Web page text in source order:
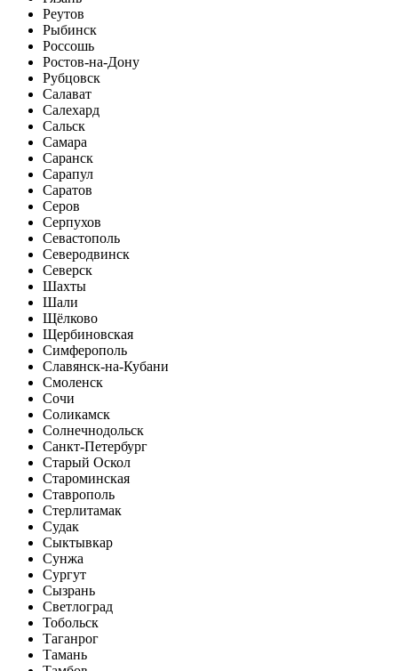
Реутов
Рыбинск
Россошь
Ростов-на-Дону
Рубцовск
Салават
Салехард
Сальск
Самара
Саранск
Сарапул
Саратов
Серов
Серпухов
Севастополь
Северодвинск
Северск
Шахты
Шали
Щёлково
Щербиновская
Симферополь
Славянск-на-Кубани
Смоленск
Сочи
Соликамск
Солнечнодольск
Санкт-Петербург
Старый Оскол
Староминская
Ставрополь
Стерлитамак
Судак
Сыктывкар
Сунжа
Сургут
Сызрань
Светлоград
Тобольск
Таганрог
Тамань